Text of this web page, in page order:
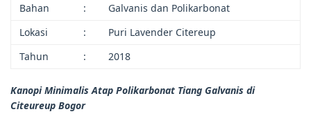
Bahan
:
Galvanis dan Polikarbonat
Lokasi
:
Puri Lavender Citereup
Tahun
: 2018
Kanopi Minimalis Atap Polikarbonat Tiang Galvanis di
Citeureup Bogor